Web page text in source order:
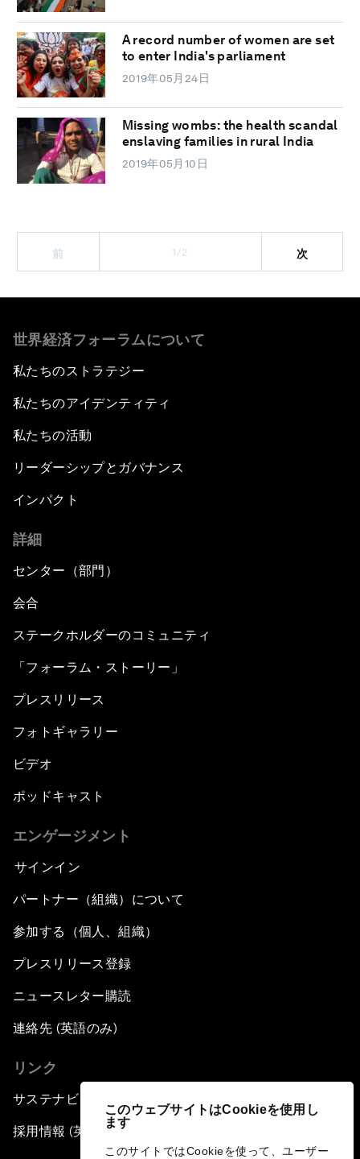
このウェブサイトはCookieを使用し
ます
このサイトではCookieを使って、ユーザー
A record number of women are set
to enter India's parliament
2019年05月24日
Missing wombs: the health scandal
enslaving families in rural India
2019年05月10日
前 1/2 次
世界経済フォーラムについて
私たちのストラテジー
私たちのアイデンティティ
私たちの活動
リーダーシップとガバナンス
インパクト
詳細
センター（部門）
会合
ステークホルダーのコミュニティ
「フォーラム・ストーリー」
プレスリリース
フォトギャラリー
ビデオ
ポッドキャスト
エンゲージメント
サインイン
パートナー（組織）について
参加する（個人、組織）
プレスリリース登録
ニュースレター購読
連絡先 (英語のみ)
リンク
サステナビリティへの取り組み
採用情報 (英語のみ)